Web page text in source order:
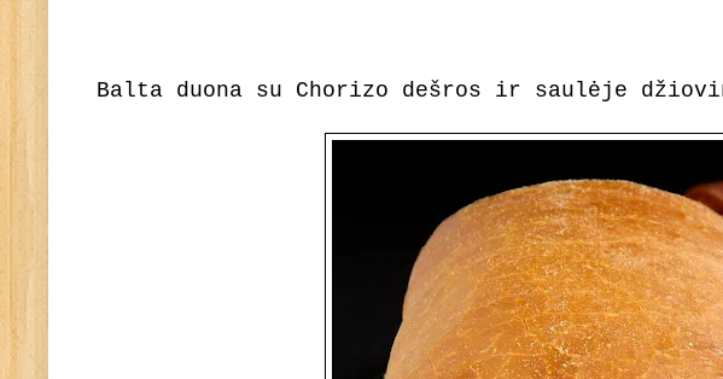
Balta duona su Chorizo dešros ir saulėje